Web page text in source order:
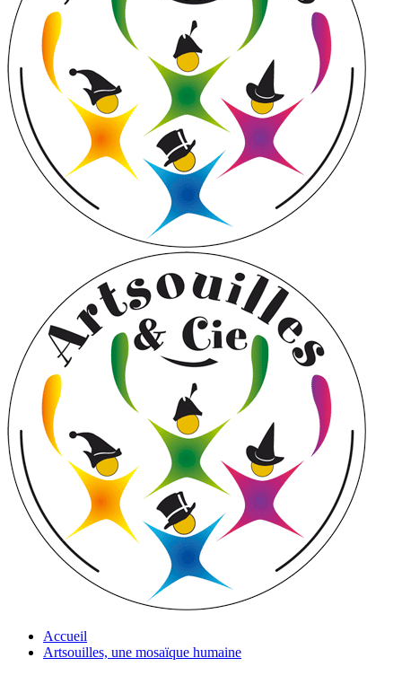
Accueil
Artsouilles, une mosaïque humaine